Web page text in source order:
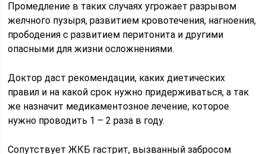
Промедление в таких случаях угрожает разрывом
желчного пузыря, развитием кровотечения, нагноения,
прободения с развитием перитонита и другими
опасными для жизни осложнениями.
Доктор даст рекомендации, каких диетических
правил и на какой срок нужно придерживаться, а так
же назначит медикаментозное лечение, которое
нужно проводить 1 – 2 раза в году.
Сопутствует ЖКБ гастрит, вызванный забросом